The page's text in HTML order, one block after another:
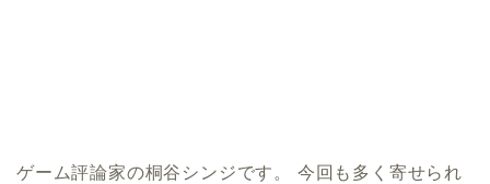
ゲーム評論家の桐谷シンジです。 今回も多く寄せられ